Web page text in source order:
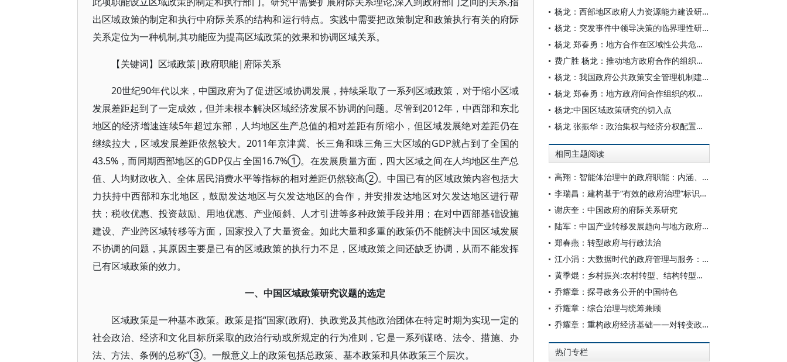
出区域政策的制定和执行中府际关系的结构和运行特点。实践中需要把政策制定和政策执行有关的府际
关系定位为一种机制,其功能应为提高区域政策的效果和协调区域关系。
【关键词】区域政策|政府职能|府际关系
20世纪90年代以来，中国政府为了促进区域协调发展，持续采取了一系列区域政策，对于缩小区域
发展差距起到了一定成效，但并未根本解决区域经济发展不协调的问题。尽管到2012年，中西部和东北
地区的经济增速连续5年超过东部，人均地区生产总值的相对差距有所缩小，但区域发展绝对差距仍在
继续拉大，区域发展差距依然较大。2011年京津冀、长三角和珠三角三大区域的GDP就占到了全国的
43.5%，而同期西部地区的GDP仅占全国16.7%①。在发展质量方面，四大区域之间在人均地区生产总
值、人均财政收入、全体居民消费水平等指标的相对差距仍然较高②。中国已有的区域政策内容包括大
力扶持中西部和东北地区，鼓励发达地区与欠发达地区的合作，并安排发达地区对欠发达地区进行帮
扶；税收优惠、投资鼓励、用地优惠、产业倾斜、人才引进等多种政策手段并用；在对中西部基础设施
建设、产业跨区域转移等方面，国家投入了大量资金。如此大量和多重的政策仍不能解决中国区域发展
不协调的问题，其原因主要是已有的区域政策的执行力不足，区域政策之间还缺乏协调，从而不能发挥
已有区域政策的效力。
一、中国区域政策研究议题的选定
区域政策是一种基本政策。政策是指“国家(政府)、执政党及其他政治团体在特定时期为实现一定的
社会政治、经济和文化目标所采取的政治行动或所规定的行为准则，它是一系列谋略、法令、措施、办
法、方法、条例的总称”③。一般意义上的政策包括总政策、基本政策和具体政策三个层次。
杨龙：西部地区政府人力资源能力建设研究
杨龙：突发事件中领导决策的临界理性研究
杨龙 郑春勇：地方合作在区域性公共危机处理中的作用
费广胜 杨龙：推动地方政府合作的组织文化途径
杨龙：我国政府公共政策安全管理机制建设研究
杨龙 郑春勇：地方政府间合作组织的权能定位
杨龙:中国区域政策研究的切入点
杨龙 张振华：政治集权与经济分权配置制度的绩效与问题
相同主题阅读
高翔：智能体治理中的政府职能：内涵、挑战与深化
李瑞昌：建构基于“有效的政府治理”标识性概念的中国政府治理理论框架
谢庆奎：中国政府的府际关系研究
陆军：中国产业转移发展趋向与地方政府职能演进
郑春燕：转型政府与行政法治
江小涓：大数据时代的政府管理与服务：提升能力及应对挑战
黄季焜：乡村振兴:农村转型、结构转型和政府职能
乔耀章：探寻政务公开的中国特色
乔耀章：综合治理与统筹兼顾
乔耀章：重构政府经济基础——对转变政府职能问题的深度思考
热门专栏